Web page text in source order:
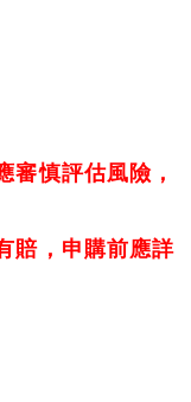
審慎評估風險，
賠，申購前應詳